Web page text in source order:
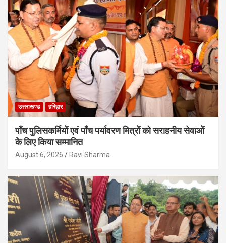
उत्तराखण्ड हरिद्वार
पाँच पुलिसकर्मियों एवं पाँच पर्यावरण मित्रों को सराहनीय सेवाओं
के लिए किया सम्मानित
August 6, 2026 Ravi Sharma